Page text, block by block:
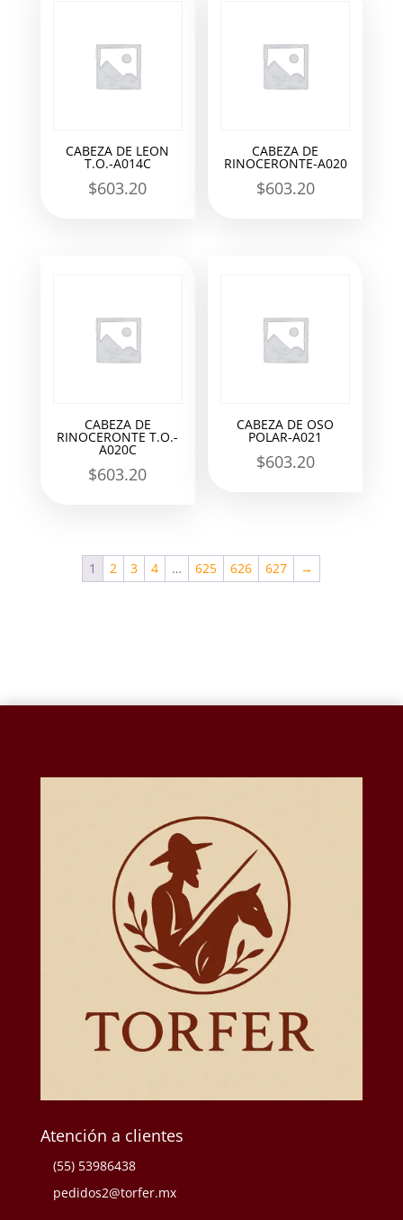
CABEZA DE LEON
T.O.-A014C
$603.20
CABEZA DE
RINOCERONTE-A020
$603.20
CABEZA DE
RINOCERONTE T.O.-
A020C
$603.20
CABEZA DE OSO
POLAR-A021
$603.20
1 2 3 4 … 625 626 627 →
Atención a clientes
(55) 53986438
pedidos2@torfer.mx